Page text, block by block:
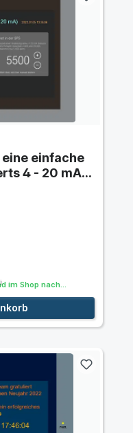
einfache
4 - 20 mA
im Shop nach